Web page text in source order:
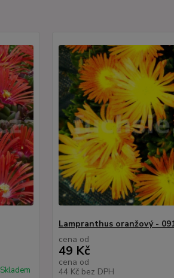
Skladem
Lampranthus oranžový -
cena od
49 Kč
cena od
44 Kč bez DPH